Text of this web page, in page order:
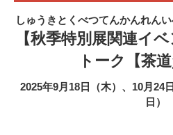
しゅうきとくべつてんかんれん
【秋季特別展関連イ
トーク【茶道
2025年9月18日（木）、10月24
日）